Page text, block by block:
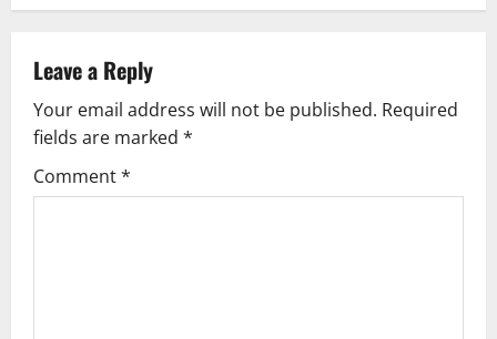
Leave a Reply
Your email address will not be published. Required
fields are marked *
Comment*